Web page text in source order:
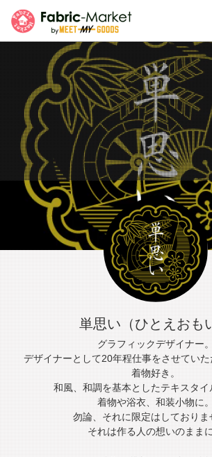
単思い（ひとえおも
グラフィックデザイナー。
デザイナーとして20年程仕事をさせていた
着物好き。
和風、和調を基本としたテキスタイ
着物や浴衣、和装小物に。
勿論、それに限定はしておりま
それは作る人の想いのままに